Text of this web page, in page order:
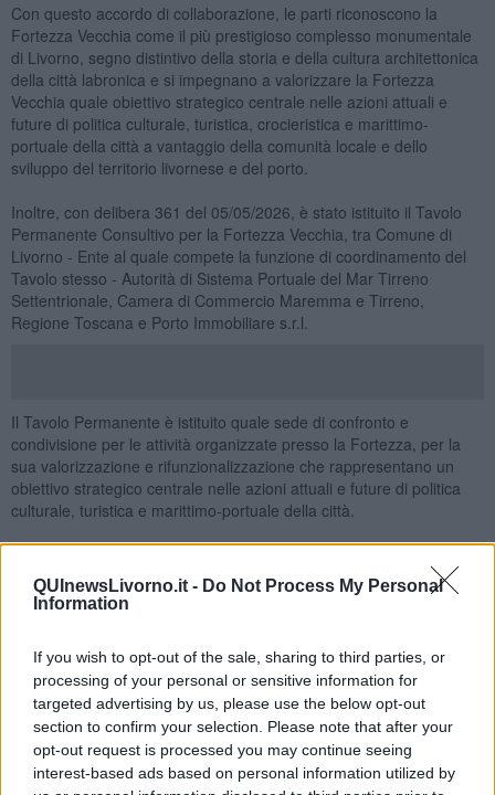
QUInewsLivorno.it - Do Not Process My Personal
Information
If you wish to opt-out of the sale, sharing to third parties, or
processing of your personal or sensitive information for
targeted advertising by us, please use the below opt-out
section to confirm your selection. Please note that after your
opt-out request is processed you may continue seeing
interest-based ads based on personal information utilized by
Con questo accordo di collaborazione, le parti riconoscono la
Fortezza Vecchia come il più prestigioso complesso monumentale
di Livorno, segno distintivo della storia e della cultura architettonica
della città labronica e si impegnano a valorizzare la Fortezza
Vecchia quale obiettivo strategico centrale nelle azioni attuali e
future di politica culturale, turistica, crocieristica e marittimo-
portuale della città a vantaggio della comunità locale e dello
sviluppo del territorio livornese e del porto.
Inoltre, con delibera 361 del 05/05/2026, è stato istituito il Tavolo
Permanente Consultivo per la Fortezza Vecchia, tra Comune di
Livorno - Ente al quale compete la funzione di coordinamento del
Tavolo stesso - Autorità di Sistema Portuale del Mar Tirreno
Settentrionale, Camera di Commercio Maremma e Tirreno,
Regione Toscana e Porto Immobiliare s.r.l.
Il Tavolo Permanente è istituito quale sede di confronto e
condivisione per le attività organizzate presso la Fortezza, per la
sua valorizzazione e rifunzionalizzazione che rappresentano un
obiettivo strategico centrale nelle azioni attuali e future di politica
culturale, turistica e marittimo-portuale della città.
presidente della Regione Eugenio Giani ha introdotto gli
interventi raccontando la storia del monumentoe quindi
concludendo: “La Fortezza Vecchia è uno dei simboli più profondi
Un luogo che racconta il rapporto tra la città e il suo porto, tra
identità, mare, cultura e memoria.
L’accordo per la gestione e la valorizzazione della Fortezza
rappresenta un passo importante per restituire sempre più questo
straordinario patrimonio ai cittadini e renderlo protagonista dello